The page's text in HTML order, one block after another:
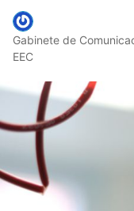
Gabinete de
EEC